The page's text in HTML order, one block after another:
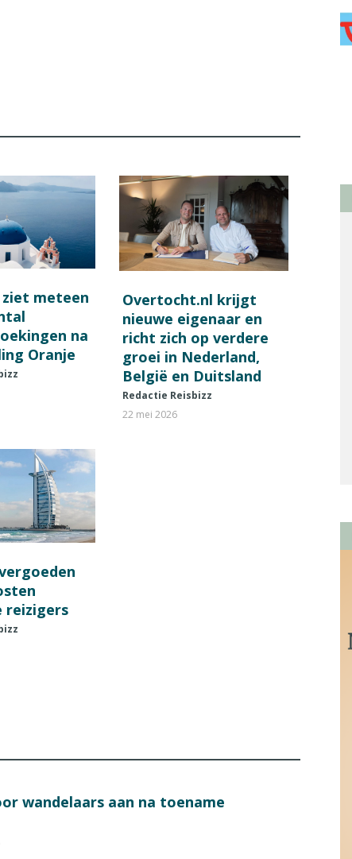
meteen
na
Oranje
Overtocht.nl krijgt
nieuwe eigenaar en
richt zich op verdere
groei in Nederland,
België en Duitsland
Redactie Reisbizz
22 mei 2026
reizigers
wandelaars aan na toename